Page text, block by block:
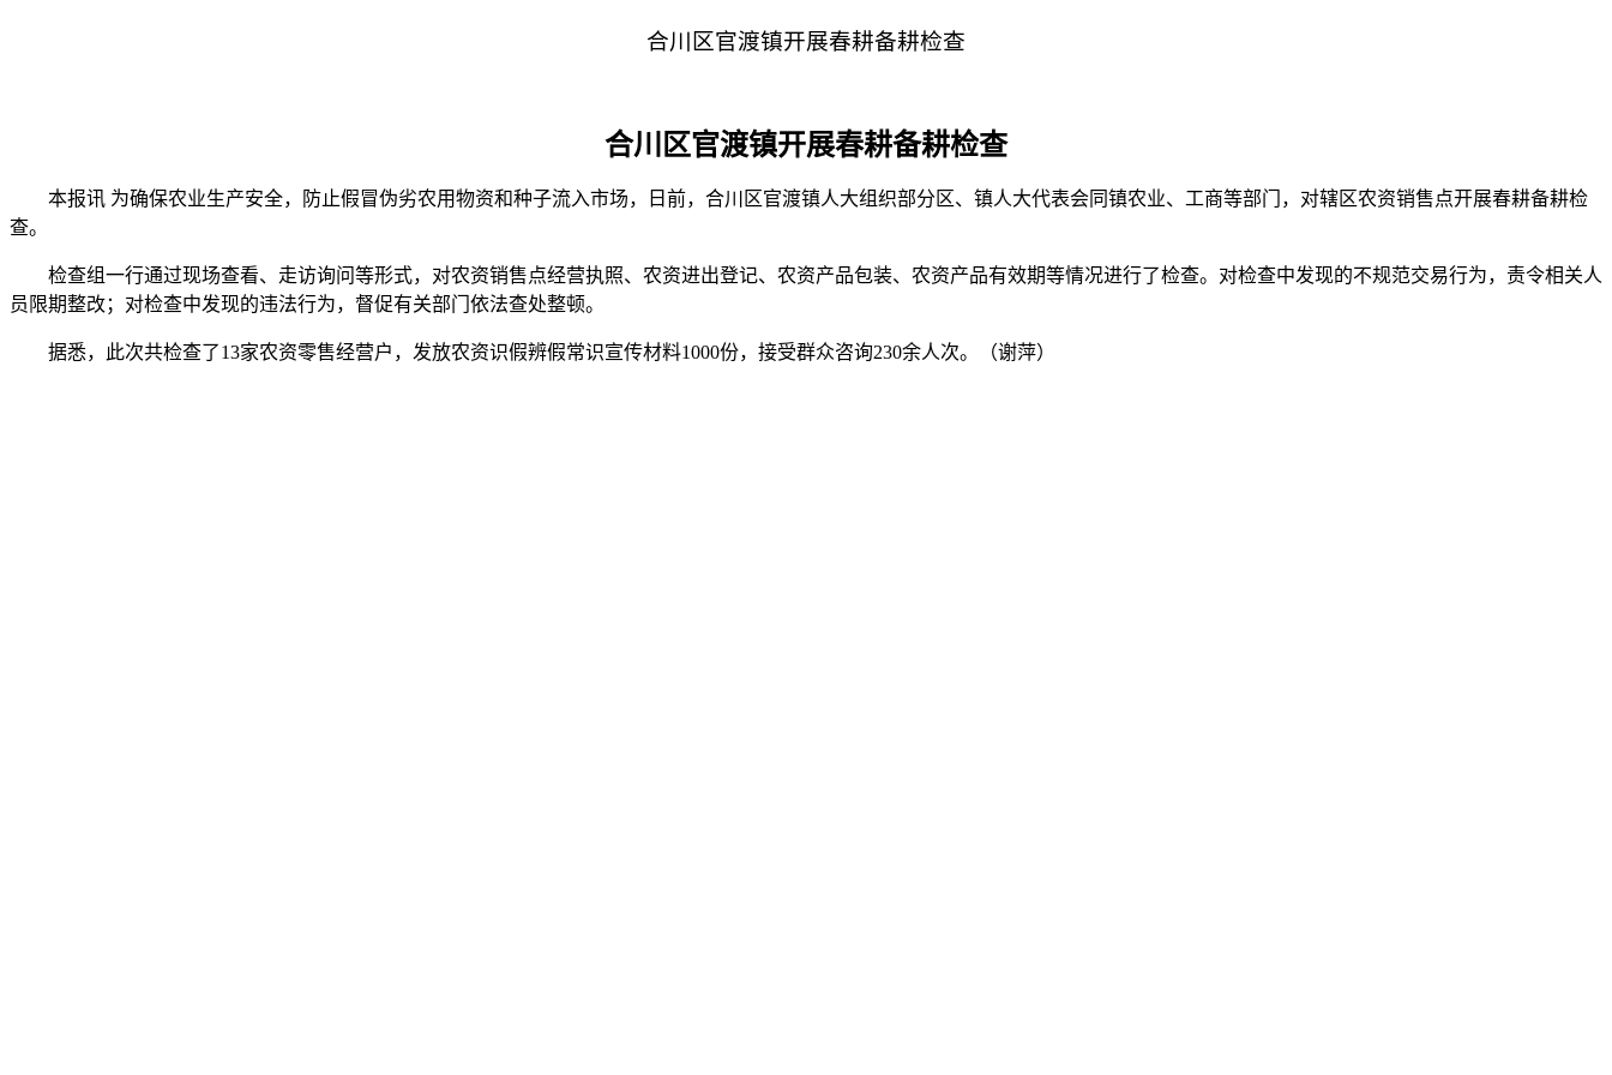
合川区官渡镇开展春耕备耕检查
合川区官渡镇开展春耕备耕检查
本报讯 为确保农业生产安全，防止假冒伪劣农用物资和种子流入市场，日前，合川区官渡镇人大组织部分区、镇人大代表会同镇农业、工商等部门，对辖区农资销售点开展春耕备耕检
查。
检查组一行通过现场查看、走访询问等形式，对农资销售点经营执照、农资进出登记、农资产品包装、农资产品有效期等情况进行了检查。对检查中发现的不规范交易行为，责令相关人
员限期整改；对检查中发现的违法行为，督促有关部门依法查处整顿。
据悉，此次共检查了13家农资零售经营户，发放农资识假辨假常识宣传材料1000份，接受群众咨询230余人次。（谢萍）